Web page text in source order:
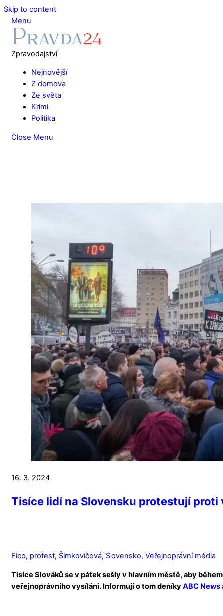
Skip to content
Menu
Zpravodajství
Nejnovější
Z domova
Ze světa
Krimi
Politika
Close Menu
16. 3. 2024
Tisíce lidí na Slovensku protestují
Fico, protest, Šimkovičová, Slovensko, Veřejnoprávní média
Tisíce Slováků se v pátek sešly v hlavním městě, aby
veřejnoprávního vysílání. Informují o tom deníkyABC News